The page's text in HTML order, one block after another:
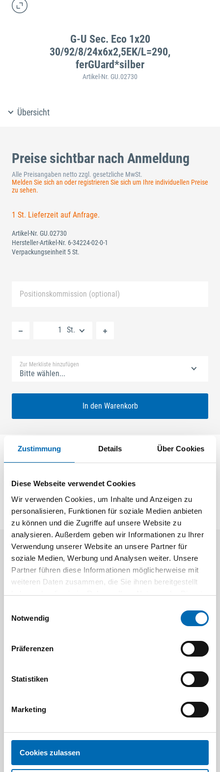
Zustimmung Details Über Cookies
Diese Webseite verwendet Cookies
Wir verwenden Cookies, um Inhalte und Anzeigen zu
personalisieren, Funktionen für soziale Medien anbieten
zu können und die Zugriffe auf unsere Website zu
analysieren. Außerdem geben wir Informationen zu Ihrer
Verwendung unserer Website an unsere Partner für
soziale Medien, Werbung und Analysen weiter. Unsere
Partner führen diese Informationen möglicherweise mit
weiteren Daten zusammen, die Sie ihnen bereitgestellt
haben oder die sie im Rahmen Ihrer Nutzung der Dienste
Notwendig
Präferenzen
Statistiken
Marketing
Cookies zulassen
G-U Sec. Eco 1x20
30/92/8/24x6x2,5EK/L=290,
ferGUard*silber
Artikel-Nr. GU.02730
Übersicht
Preise sichtbar nach Anmeldung
Alle Preisangaben netto zzgl. gesetzliche MwSt.
Melden Sie sich an oder registrieren Sie sich um Ihre individuellen Preise
zu sehen.
1 St. Lieferzeit auf Anfrage.
Artikel-Nr. GU.02730
Hersteller-Artikel-Nr. 6-34224-02-0-1
Verpackungseinheit 5 St.
Positionskommission (optional)
St.
Zur Merkliste hinzufügen
Bitte wählen...
In den Warenkorb
SECURY ECONOMY 1x20 30/92 FARI Nuss: 8mm
Kennkerbe: 176mm U-Stulp 24x6x6x2,5mm L:290,0mm
Eckig Maße: ferGUard*silber
Aktuelle Angebote
Artikel-Nr.